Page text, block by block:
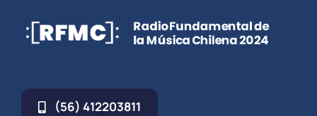
(56) 412203811